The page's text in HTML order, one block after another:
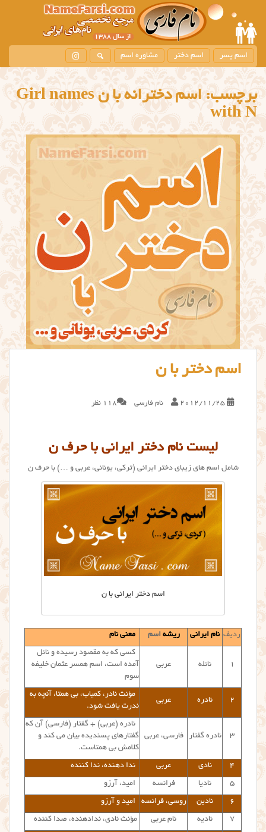
m
i
c
n
t
اسم پسر اسم دختر مشاوره اسم
برچسب:
اسم دخترانه با ن Girl names
with N
اسم دختر با ن
2012/11/25 نام فارسی 118 نظر
لیست نام دختر ایرانی با حرف ن
شامل اسم های زیبای دختر ایرانی (ترکی، یونانی، عربی و …) با حرف ن
اسم دختر ایرانی با ن
ردیف نام ایرانی ریشه اسم معنی نام
۱ نائله عربی
کسی که به مقصود رسیده و نائل
آمده است، اسم همسر عثمان خلیفه
سوم
۲ نادره عربی
مؤنث نادر، کمیاب، بی همتا، آنچه به
ندرت یافت شود.
۳ نادره گفتار فارسی، عربی
نادره (عربی) + گفتار (فارسی) آن که
گفتارهای پسندیده بیان می کند و
کلامش بی همتاست.
۴ نادی عربی ندا دهنده، ندا کننده
۵ نادیا فرانسه امید، آرزو
۶ نادین روسی، فرانسه امید و آرزو
۷ نادیه نام عربی مؤنث نادی، ندادهنده، صدا کننده